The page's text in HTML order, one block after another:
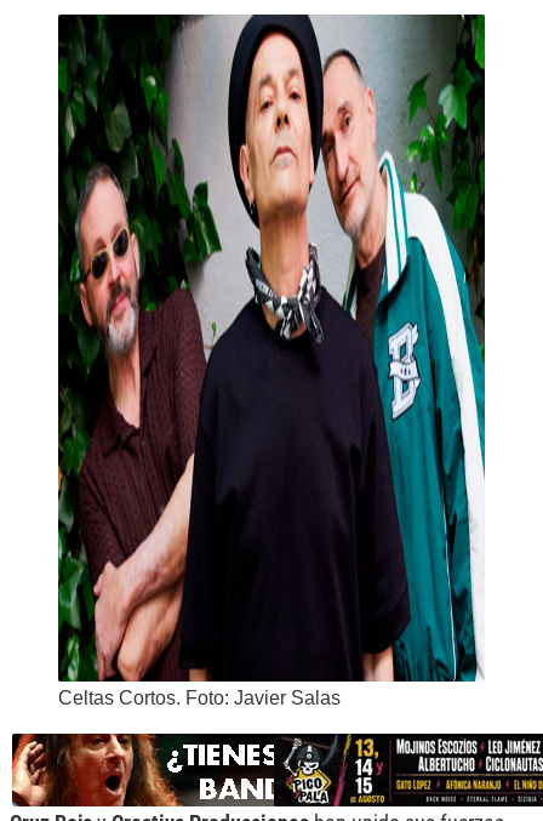
Celtas Cortos. Foto: Javier Salas